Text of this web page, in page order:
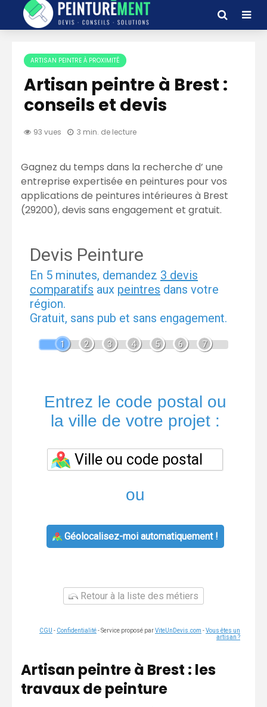
ARTISAN PEINTRE À PROXIMITÉ
Artisan peintre à Brest :
conseils et devis
93 vues 3 min. de lecture
Gagnez du temps dans la recherche d’ une
entreprise expertisée en peintures pour vos
applications de peintures intérieures à Brest
(29200), devis sans engagement et gratuit.
Devis Peinture
En 5 minutes, demandez 3 devis
comparatifs aux peintres dans votre
région.
Gratuit, sans pub et sans engagement.
1 2 3 4 5 6 7
Entrez le code postal ou
la ville de votre projet :
ou
Géolocalisez-moi automatiquement !
Retour à la liste des métiers
CGU - Confidentialité- Service proposé parViteUnDevis.com -Vous êtes un
artisan ?
Artisan peintre à Brest : les
travaux de peinture